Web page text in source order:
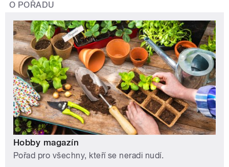
O POŘADU
Hobby magazín
Pořad pro všechny, kteří se neradi nudí.